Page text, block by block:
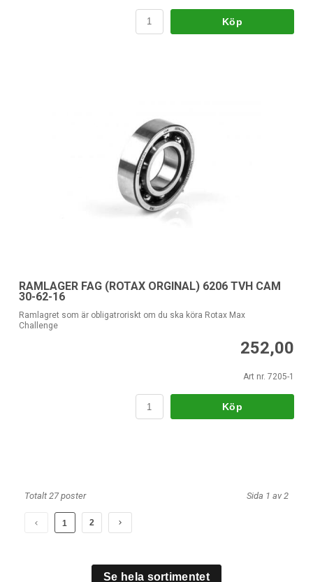
Köp
RAMLAGER FAG (ROTAX ORGINAL) 6206 TVH CAM
30-62-16
Ramlagret som är obligatroriskt om du ska köra Rotax Max
Challenge
252,00
Art nr. 7205-1
Köp
Totalt 27 poster Sida 1 av 2
1 2
Se hela sortimentet